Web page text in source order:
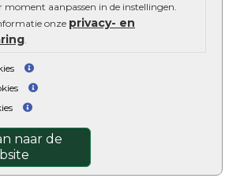
moment aanpassen in de instellingen.
onze privacy- en
.
naar de